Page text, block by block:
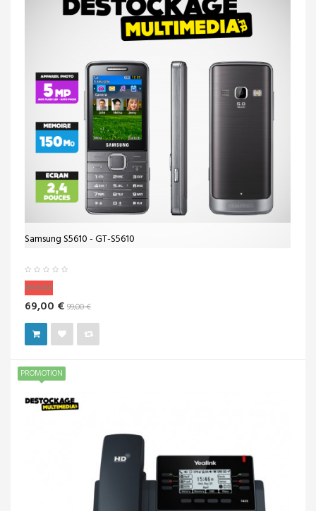
Samsung S5610 - GT-S5610
Vendu!
69,00 € 99,00 €
PROMOTION